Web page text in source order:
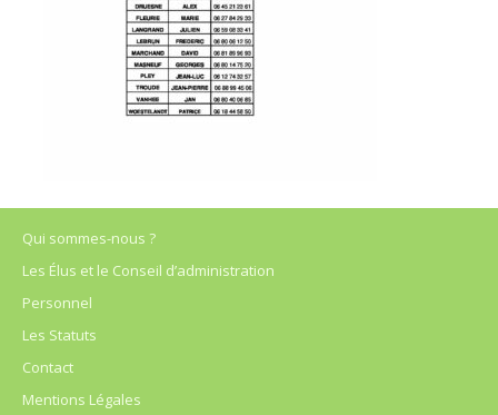
Qui sommes-nous ?
Les Élus et le Conseil d’administration
Personnel
Les Statuts
Contact
Mentions Légales